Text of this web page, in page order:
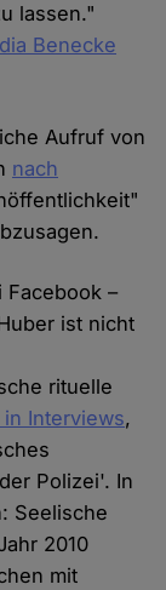
lassen."
Benecke
Aufruf von
nach
Facebook –
ist nicht
rituelle
Interviews,
Polizei'. In
Seelische
2010
mit